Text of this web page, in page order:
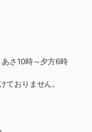
さ10時～夕方6時
ておりません。